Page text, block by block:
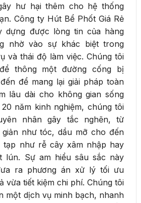
hư hại thêm cho hệ thống
Công ty Hút Bể Phốt Giá Rẻ
dựng được lòng tin của hàng
nhờ vào sự khác biệt trong
và thái độ làm việc. Chúng tôi
thông một đường cống bị
để mang lại giải pháp toàn
lâu dài cho không gian sống
năm kinh nghiệm, chúng tôi
nhân gây tắc nghẽn, từ
như tóc, dầu mỡ cho đến
như rễ cây xâm nhập hay
lún. Sự am hiểu sâu sắc này
ra phương án xử lý tối ưu
vừa tiết kiệm chi phí. Chúng tôi
một dịch vụ minh bạch, nhanh